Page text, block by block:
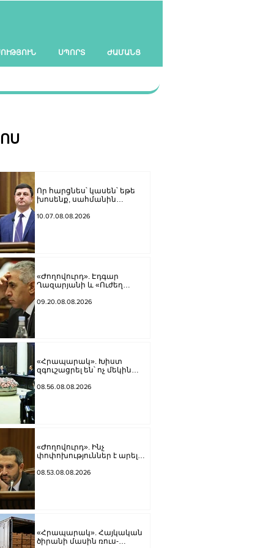
ՍՊՈՐՏ ԺԱՄԱՆՑ
Որ հարցնես՝ կասեն՝ եթե
խոսենք, սահմանին
պшտերազմ կuադրենք և այլ
10.07.08.08.2026
«Ժողովուրդ». Էդգար
Ղազարյանի և «Ուժեղ
հարաբերությունները լարվել
09.20.08.08.2026
«Հրապարակ». Խիստ
զգուշացրել են՝ ոչ մեկին
չափը, սպառնացել ազատել
08.56.08.08.2026
«Ժողովուրդ». Ինչ
փոփոխություններ է արել
08.53.08.08.2026
«Հրապարակ». Հայկական
ծիրանի մասին ռուս-